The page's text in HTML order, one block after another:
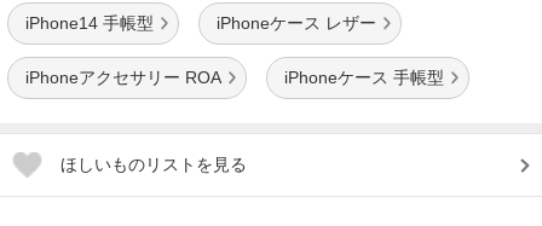
iPhone14 手帳型 iPhoneケース レザー
iPhoneアクセサリー ROA iPhoneケース 手帳型
ほしいものリストを見る